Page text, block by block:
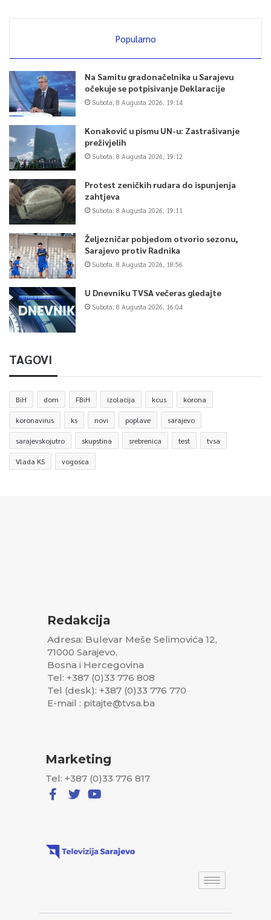
Popularno
Na Samitu gradonačelnika u Sarajevu
očekuje se potpisivanje Deklaracije
Subota, 8 Augusta 2026, 19:14
Konaković u pismu UN-u: Zastrašivanje
preživjelih
Subota, 8 Augusta 2026, 19:12
Protest zeničkih rudara do ispunjenja
zahtjeva
Subota, 8 Augusta 2026, 19:11
Željezničar pobjedom otvorio sezonu,
Sarajevo protiv Radnika
Subota, 8 Augusta 2026, 18:56
U Dnevniku TVSA večeras gledajte
Subota, 8 Augusta 2026, 16:04
TAGOVI
BiH dom FBiH izolacija kcus korona
koronavirus ks novi poplave sarajevo
sarajevskojutro skupstina srebrenica test tvsa
Vlada KS vogosca
Redakcija
Adresa: Bulevar Meše Selimovića 12,
71000 Sarajevo,
Bosna i Hercegovina
Tel: +387 (0)33 776 808
Tel (desk): +387 (0)33 776 770
E-mail : pitajte@tvsa.ba
Marketing
Tel: +387 (0)33 776 817